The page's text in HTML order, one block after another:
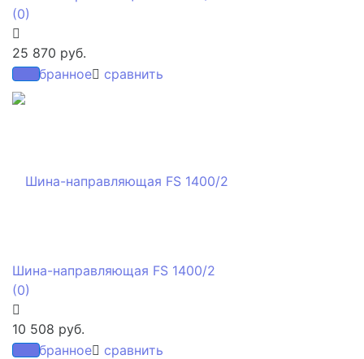
избранное сравнить
(0)
25 870 руб.
избранное сравнить
Шина-направляющая FS 1400/2
(0)
10 508 руб.